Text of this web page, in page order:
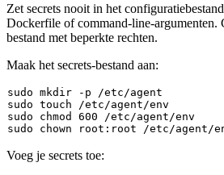
Zet secrets nooit in het
Dockerfile of command-line-argumenten.
bestand met beperkte rechten.
Maak het secrets-bestand aan:
sudo mkdir
sudo touch
sudo
chmod
sudo
chown
Voeg je secrets toe: